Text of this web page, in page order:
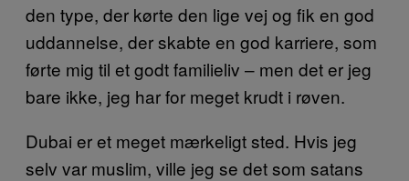
den type, der kørte den lige vej og fik en god
uddannelse, der skabte en god karriere, som
førte mig til et godt familieliv – men det er jeg
bare ikke, jeg har for meget krudt i røven.
Dubai er et meget mærkeligt sted. Hvis jeg
selv var muslim, ville jeg se det som satans